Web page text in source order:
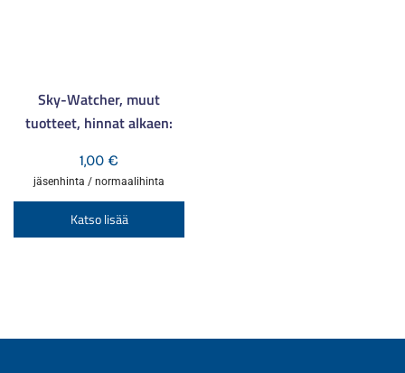
Sky-Watcher, muut
tuotteet, hinnat alkaen:
1,00 €
jäsenhinta / normaalihinta
Katso lisää
tuotteella